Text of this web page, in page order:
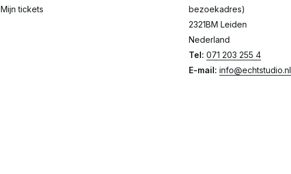
Mijn tickets
bezoekadres)
2321BM Leiden
Nederland
Tel: 071 203 255 4
E-mail: info@echtstudio.nl